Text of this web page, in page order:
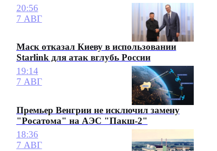
20:56
7 АВГ
Маск отказал Киеву в использовании
Starlink для атак вглубь России
19:14
7 АВГ
Премьер Венгрии не исключил замену
"Росатома" на АЭС "Пакш-2"
18:36
7 АВГ